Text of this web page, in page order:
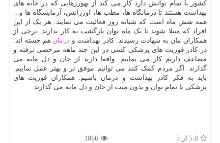
کشور با تمام توانش دارد کار می کند از بهورزهایی که در خانه های
بهداشت هستند تا درمانگاه ها، مطب ها، اورژانس، آزمایشگاه ها و...
همه شش ماه است که شبانه روز فعالیت می نمایند. هر یک از این
افراد که مبتلا شوند تا یک ماه توان بازگشت به کار ندارند. برخی از
همکاران مان به شهادت رسیدند. کادر بهداشت و درمان هم خسته اند.
در کادر فوریت های پزشکی کسی در این چند ماهه مرخصی نرفته و
مضاعف داریم کار می نماییم. واقعا دارند از جان و دل مایه می
گذارند. اگر مردم کمک کنند می توانیم موفق تر و بهتر عمل نماییم.
باید به فکر کادر بهداشت و درمان باشیم. همکاران فوریت های
پزشکی با تمام توان و بدون منت از جان و دل مایه می گذارند.
5.0 از 5
1866